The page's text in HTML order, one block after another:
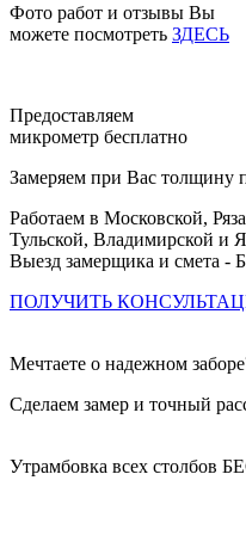
Фото работ и отзывы Вы
можете посмотреть ЗДЕСЬ
Предоставляем
микрометр бесплатно
Замеряем при Вас толщину
Работаем в Московской,
Тульской, Владимирской и
Выезд замерщика и смета -
ПОЛУЧИТЬ
Мечтаете о надежном
Сделаем замер и точный
Утрамбовка всех столбов